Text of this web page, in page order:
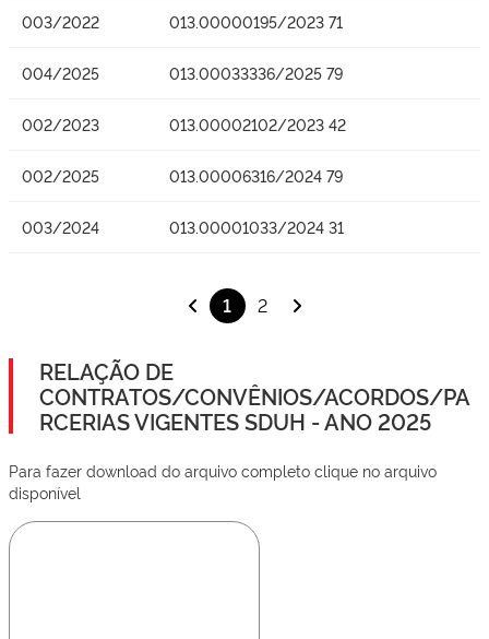
003/2022 013.00000195/2023 71
004/2025 013.00033336/2025 79
002/2023 013.00002102/2023 42
002/2025 013.00006316/2024 79
003/2024 013.00001033/2024 31
1 2
RELAÇÃO DE
CONTRATOS/CONVÊNIOS/ACORDOS/PA
RCERIAS VIGENTES SDUH - ANO 2025
Para fazer download do arquivo completo clique no arquivo
disponível